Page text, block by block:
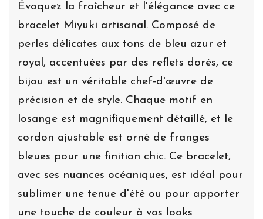
Évoquez la fraîcheur et l'élégance avec ce
bracelet Miyuki artisanal. Composé de
perles délicates aux tons de bleu azur et
royal, accentuées par des reflets dorés, ce
bijou est un véritable chef-d'œuvre de
précision et de style. Chaque motif en
losange est magnifiquement détaillé, et le
cordon ajustable est orné de franges
bleues pour une finition chic. Ce bracelet,
avec ses nuances océaniques, est idéal pour
sublimer une tenue d'été ou pour apporter
une touche de couleur à vos looks